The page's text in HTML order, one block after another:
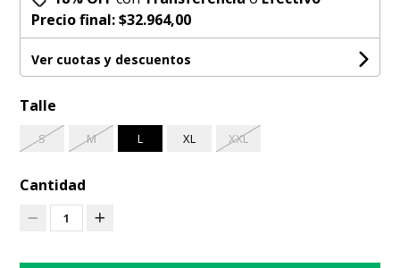
Precio final:$32.964,00
Ver cuotas y descuentos
Talle
S M L XL XXL
Cantidad
1